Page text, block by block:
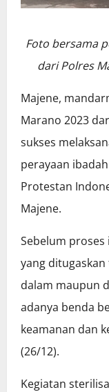
Foto bersama
dari Polres
Majene,
Marano 2023
sukses
perayaan
Protestan
Majene.
Sebelum
yang
dalam maupun
adanya benda
keamanan dan
(26/12).
Kegiatan